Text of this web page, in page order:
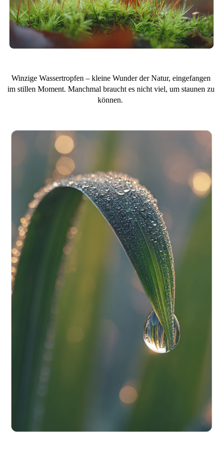
Winzige Wassertropfen – kleine Wunder der Natur, eingefangen
im stillen Moment. Manchmal braucht es nicht viel, um staunen zu
können.